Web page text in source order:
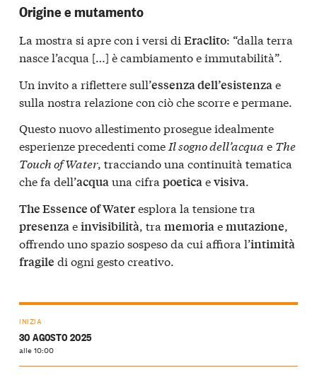
Origine e mutamento
La mostra si apre con i versi di Eraclito: “dalla terra
nasce l’acqua […] è cambiamento e immutabilità”.
Un invito a riflettere sull’essenza dell’esistenza e
sulla nostra relazione con ciò che scorre e permane.
Questo nuovo allestimento prosegue idealmente
esperienze precedenti come Il sogno dell’acqua e The
Touch of Water, tracciando una continuità tematica
che fa dell’acquauna cifra poeticaevisiva.
The Essence of Wateresplora la tensione tra
presenzaeinvisibilità, tra memoriaemutazione,
offrendo uno spazio sospeso da cui affiora l’intimità
fragile di ogni gesto creativo.
INIZIA
30 AGOSTO 2025
alle 10:00